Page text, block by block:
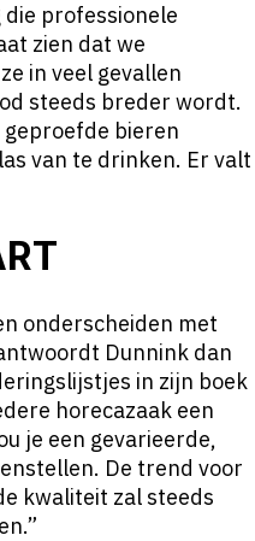
professionele
zien dat we
in veel gevallen
steeds breder wordt.
bieren
van te drinken. Er valt
onderscheiden met
Dunnink dan
in zijn boek
horecazaak een
je een gevarieerde,
De trend voor
kwaliteit zal steeds